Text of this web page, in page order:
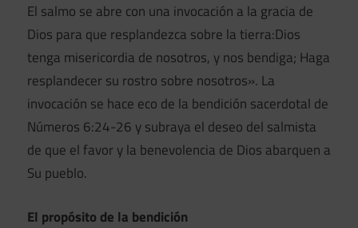
El salmo se abre con una invocación a la gracia de
Dios para que resplandezca sobre la tierra:Dios
tenga misericordia de nosotros, y nos bendiga; Haga
resplandecer su rostro sobre nosotros». La
invocación se hace eco de la bendición sacerdotal de
Números 6:24-26 y subraya el deseo del salmista
de que el favor y la benevolencia de Dios abarquen a
Su pueblo.
El propósito de la bendición